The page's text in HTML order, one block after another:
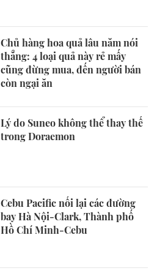
Chủ hàng hoa quả lâu năm nói
thẳng: 4 loại quả này rẻ mấy
cũng đừng mua, đến người bán
còn ngại ăn
Lý do Suneo không thể thay thế
trong Doraemon
Cebu Pacific nối lại các đường
bay Hà Nội-Clark, Thành phố
Hồ Chí Minh-Cebu